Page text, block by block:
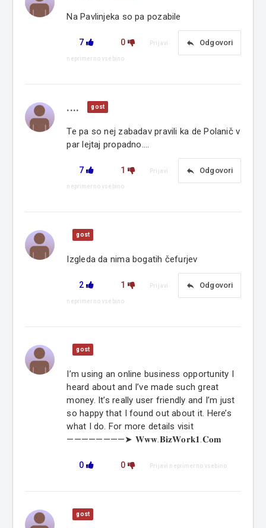
Na Pavlinjeka so pa pozabile
7 0 reply Odgovori
Prijavi
neprimerno vsebino
.... gost
Te pa so nej zabadav pravili ka de Polanič v
par lejtaj propadno....
7 1 reply Odgovori
Prijavi
neprimerno vsebino
gost
Izgleda da nima bogatih čefurjev
2 1 reply Odgovori
Prijavi
neprimerno vsebino
gost
I’m using an online business opportunity I
heard about and I’ve made such great
money. It’s really user friendly and I’m just
so happy that I found out about it. Here’s
what I do. For more details visit
————————➤ 𝐖𝐰𝐰.𝐁𝐢𝐳𝐖𝐨𝐫𝐤𝟏.𝐂𝐨𝐦
0 0 Prijavi neprimerno vsebino
gost